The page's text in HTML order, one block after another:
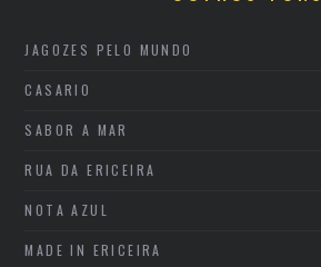
JAGOZES PELO MUNDO
CASARIO
SABOR A MAR
RUA DA ERICEIRA
NOTA AZUL
MADE IN ERICEIRA